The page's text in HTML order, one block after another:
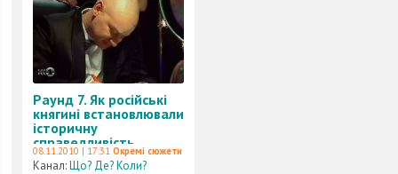
Раунд 7. Як російські
княгині встановлювали
історичну
справедливість
08.11.2010 | 17:31 Окремі сюжети
Канал:Що? Де? Коли?